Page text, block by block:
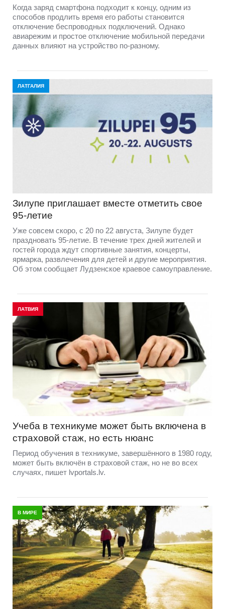
Когда заряд смартфона подходит к концу, одним из
способов продлить время его работы становится
отключение беспроводных подключений. Однако
авиарежим и простое отключение мобильной передачи
данных влияют на устройство по-разному.
ЛАТГАЛИЯ
Зилупе приглашает вместе отметить свое
95-летие
Уже совсем скоро, с 20 по 22 августа, Зилупе будет
праздновать 95-летие. В течение трех дней жителей и
гостей города ждут спортивные занятия, концерты,
ярмарка, развлечения для детей и другие мероприятия.
Об этом сообщает Лудзенское краевое самоуправление.
ЛАТВИЯ
Учеба в техникуме может быть включена в
страховой стаж, но есть нюанс
Период обучения в техникуме, завершённого в 1980 году,
может быть включён в страховой стаж, но не во всех
случаях, пишет lvportals.lv.
В МИРЕ